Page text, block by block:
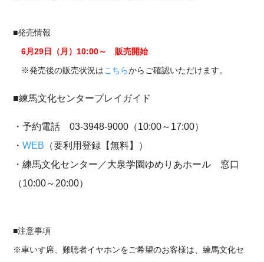
■発売情報
6月29日（月）10:00～ 販売開始
※発売後の販売状況はこちらからご確認いただけます。
■練馬文化センタープレイガイド
・予約電話 03-3948-9000（10:00～17:00）
・WEB （要利用登録【無料】）​​​​
・練馬文化センター／大泉学園ゆめりあホール 窓口
（10:00～20:00）
■注意事項
※車いす席、難聴者イヤホンをご希望のお客様は、練馬文化セ